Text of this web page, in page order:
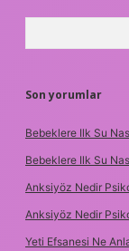
Son yorumlar
Bebeklere Ilk Su
Bebeklere Ilk Su
Anksiyöz Nedir
Anksiyöz Nedir
Yeti Efsanesi Ne